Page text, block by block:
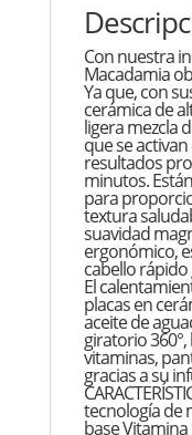
Con nuestra
Macadamia
Ya que, con
cerámica de
ligera mezcla
que se
resultados
minutos.
para
textura
suavidad
ergonómico,
cabello rápido
El
placas en
aceite de
giratorio
vitaminas,
gracias a su
tecnología de
base Vitamina